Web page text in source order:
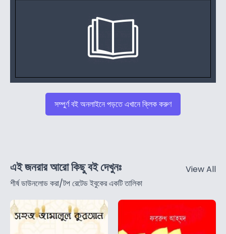
সম্পুর্ণ বই অনলাইনে পড়তে এখানে ক্লিক করুণ
এই জনরার আরো কিছু বই দেখুনঃ
শীর্ষ ডাউনলোড করা/টপ রেটেড ইবুকের একটি তালিকা
View All